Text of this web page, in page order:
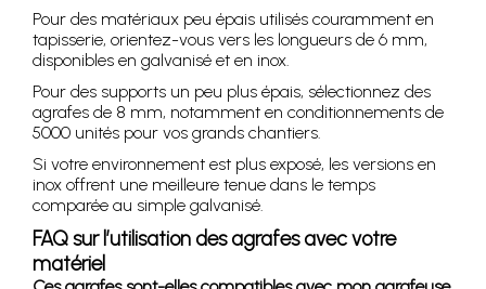
Pour des matériaux peu épais utilisés couramment en
tapisserie, orientez-vous vers les longueurs de 6 mm,
disponibles en galvanisé et en inox.
Pour des supports un peu plus épais, sélectionnez des
agrafes de 8 mm, notamment en conditionnements de
5000 unités pour vos grands chantiers.
Si votre environnement est plus exposé, les versions en
inox offrent une meilleure tenue dans le temps
comparée au simple galvanisé.
FAQ sur l’utilisation des agrafes avec votre
matériel